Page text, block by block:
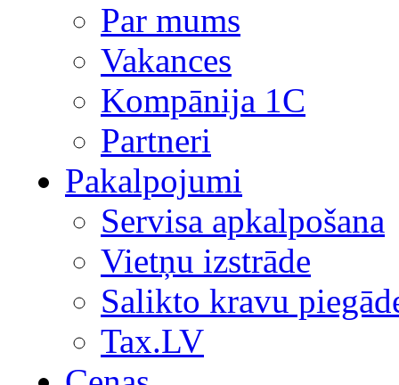
Par mums
Vakances
Kompānija 1С
Partneri
Pakalpojumi
Servisa apkalpošana
Vietņu izstrāde
Salikto kravu
Tax.LV